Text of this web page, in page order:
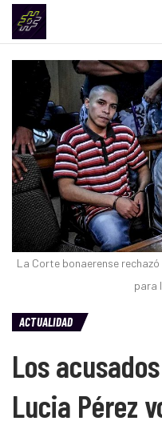
La Corte bonaerense
para
ACTUALIDAD
Los
Lucia Pérez